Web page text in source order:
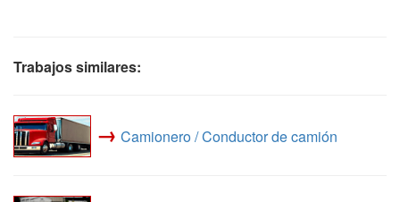
Trabajos similares:
→ Camionero / Conductor de camión